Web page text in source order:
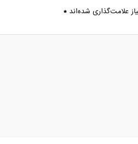
علامت‌گذاری شده‌اند*